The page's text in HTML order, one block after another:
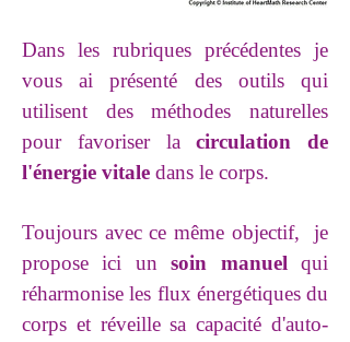
Dans les rubriques précédentes je
vous ai présenté des outils qui
utilisent des méthodes naturelles
pour favoriser lacirculation de
l'énergie vitale dans le corps.
Toujours avec ce même objectif, je
propose ici unsoin manuelqui
réharmonise les flux énergétiques du
corps et réveille sa capacité d'auto-